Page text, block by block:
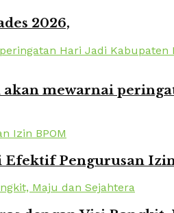
2026,
mewarnai
Efektif Pengurusan